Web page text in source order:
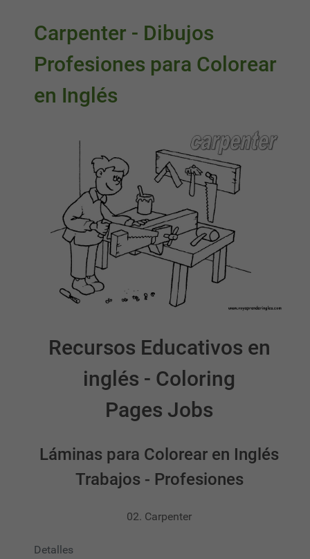
Carpenter - Dibujos
Profesiones para Colorear
en Inglés
Recursos Educativos en
inglés - Coloring
Pages Jobs
Láminas para Colorear en Inglés
Trabajos - Profesiones
02. Carpenter
Detalles